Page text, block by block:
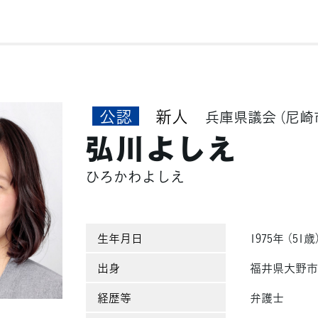
公認 新人 兵庫県議会 （尼崎
弘川よしえ
ひろかわよしえ
生年月日
1975年 （51歳）
出身
福井県大野市
経歴等
弁護士